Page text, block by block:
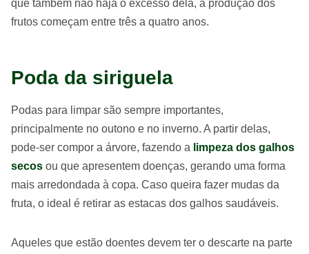
que também não haja o excesso dela, a produção dos
frutos começam entre três a quatro anos.
Poda da siriguela
Podas para limpar são sempre importantes,
principalmente no outono e no inverno. A partir delas,
pode-ser compor a árvore, fazendo a limpeza dos galhos
secos ou que apresentem doenças, gerando uma forma
mais arredondada à copa. Caso queira fazer mudas da
fruta, o ideal é retirar as estacas dos galhos saudáveis.
Aqueles que estão doentes devem ter o descarte na parte